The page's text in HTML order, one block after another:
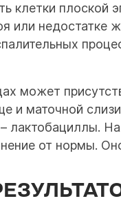
плоской
или
может
и маточной
лактобациллы.
от нормы.